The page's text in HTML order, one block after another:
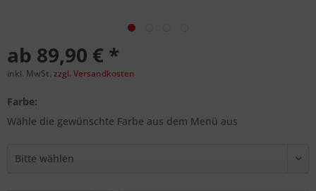
ab 89,90 € *
inkl. MwSt. zzgl. Versandkosten
Farbe:
Wähle die gewünschte Farbe aus dem Menü aus